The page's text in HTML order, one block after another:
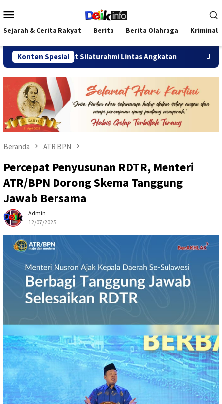
ke
kontenMobile
Sejarah & Cerita Rakyat Berita Berita Olahraga Kriminal
Konten Spesial
Silaturahmi Lintas Angkatan Jalan Sehat Temu
Beranda ATR BPN
Percepat Penyusunan RDTR, Menteri
ATR/BPN Dorong Skema Tanggung
Jawab Bersama
Admin
12/07/2025